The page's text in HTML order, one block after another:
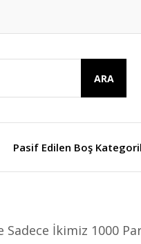
ARA
Pasif Edilen Boş
Sadece İkimiz 1000